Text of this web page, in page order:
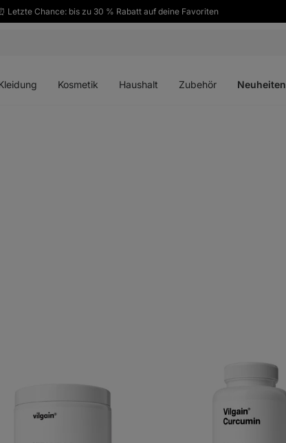
Letzte Chance: bis zu 30 % Rabatt auf deine Favoriten
Kosmetik Haushalt Zubehör Neuheiten